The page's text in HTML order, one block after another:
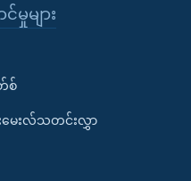
မှုများ
စ်
မေးလ်သတင်းလွှာ